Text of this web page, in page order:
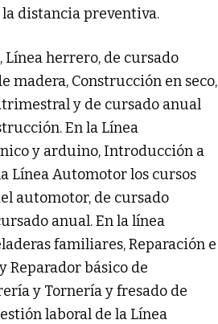
distancia preventiva.
herrero, de cursado
madera, Construcción en seco,
y de cursado anual
En la Línea
y arduino, Introducción a
Línea Automotor los cursos
automotor, de cursado
anual. En la línea
familiares, Reparación e
Reparador básico de
y Tornería y fresado de
laboral de la Línea